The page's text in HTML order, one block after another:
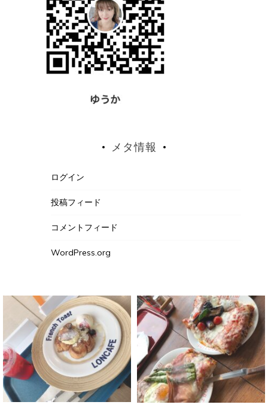
メタ情報
ログイン
投稿フィード
コメントフィード
WordPress.org